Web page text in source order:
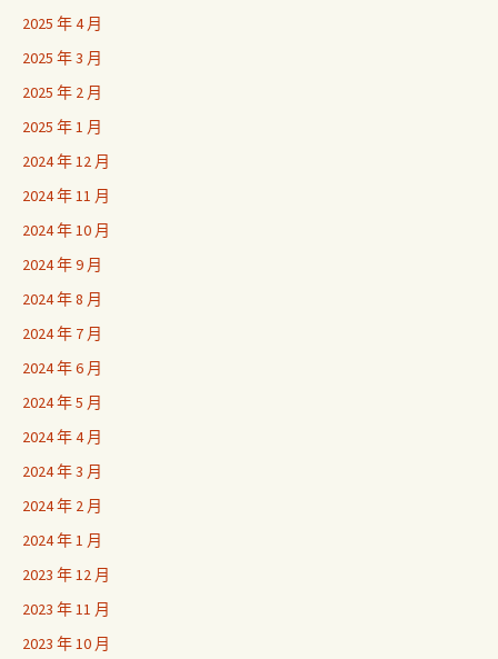
2025 年 4 月
2025 年 3 月
2025 年 2 月
2025 年 1 月
2024 年 12 月
2024 年 11 月
2024 年 10 月
2024 年 9 月
2024 年 8 月
2024 年 7 月
2024 年 6 月
2024 年 5 月
2024 年 4 月
2024 年 3 月
2024 年 2 月
2024 年 1 月
2023 年 12 月
2023 年 11 月
2023 年 10 月